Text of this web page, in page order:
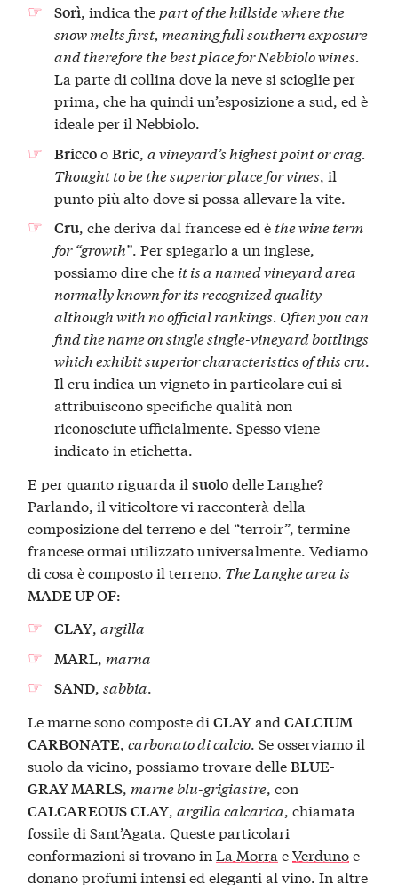
Sorì, indica the part of the hillside where the
snow melts first, meaning full southern exposure
and therefore the best place for Nebbiolo wines.
La parte di collina dove la neve si scioglie per
prima, che ha quindi un’esposizione a sud, ed è
ideale per il Nebbiolo.
BriccooBric, a vineyard’s highest point or crag.
Thought to be the superior place for vines, il
punto più alto dove si possa allevare la vite.
Cru, che deriva dal francese ed è the wine term
for “growth”. Per spiegarlo a un inglese,
possiamo dire che it is a named vineyard area
normally known for its recognized quality
although with no official rankings. Often you can
find the name on single single-vineyard bottlings
which exhibit superior characteristics of this cru.
Il cru indica un vigneto in particolare cui si
attribuiscono specifiche qualità non
riconosciute ufficialmente. Spesso viene
indicato in etichetta.
E per quanto riguarda ilsuolodelle Langhe?
Parlando, il viticoltore vi racconterà della
composizione del terreno e del “terroir”, termine
francese ormai utilizzato universalmente. Vediamo
di cosa è composto il terreno. The Langhe area is
MADE UP OF:
CLAY, argilla
MARL, marna
SAND, sabbia.
Le marne sono composte diCLAYandCALCIUM
CARBONATE,carbonato di calcio. Se osserviamo il
suolo da vicino, possiamo trovare delleBLUE-
GRAY MARLS, marne blu-grigiastre, con
CALCAREOUSCLAY,argilla calcarica, chiamata
fossile di Sant’Agata. Queste particolari
conformazioni si trovano inLa Morra eVerdunoe
donano profumi intensi ed eleganti al vino. In altre